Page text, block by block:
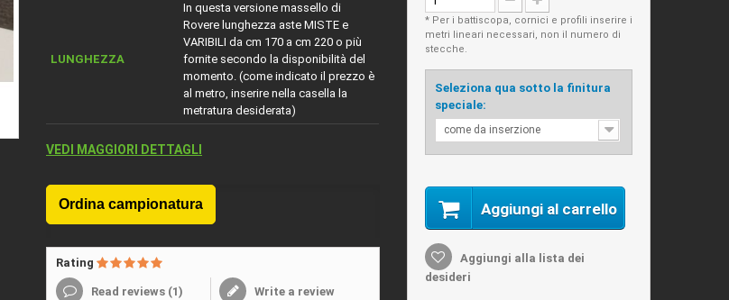
LUNGHEZZA
In questa versione massello di
Rovere lunghezza aste MISTE e
VARIBILI da cm 170 a cm 220 o più
fornite secondo la disponibilità del
momento. (come indicato il prezzo è
al metro, inserire nella casella la
metratura desiderata)
VEDI MAGGIORI DETTAGLI
Rating
Read reviews (1) Write a review
* Per i battiscopa, cornici e profili inserire i
metri lineari necessari, non il numero di
stecche.
Seleziona qua sotto la finitura
speciale:
come da inserzione
Aggiungi al carrello
Aggiungi alla lista dei
desideri